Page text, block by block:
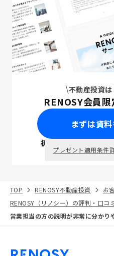
不動産投資
RENOSY会員限
まずは資
初回面談で
プレゼント適用条件
TOP RENOSY不動産投資
お
RENOSY（リノシー）の評判・口コ
営業担当の方の説明が非常に分かり